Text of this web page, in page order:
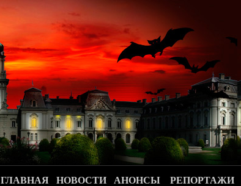
.
ГЛАВНАЯ НОВОСТИ АНОНСЫ РЕПОРТАЖИ